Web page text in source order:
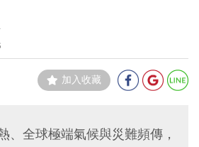
加入收藏
、全球極端氣候與災難頻傳，